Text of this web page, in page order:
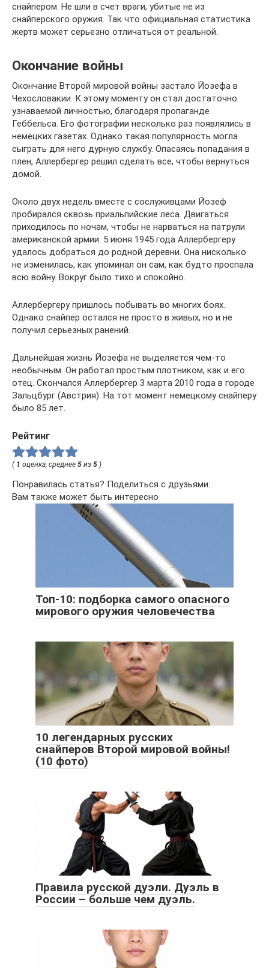
снайпером. Не шли в счет враги, убитые не из
снайперского оружия. Так что официальная статистика
жертв может серьезно отличаться от реальной.
Окончание войны
Окончание Второй мировой войны застало Йозефа в
Чехословакии. К этому моменту он стал достаточно
узнаваемой личностью, благодаря пропаганде
Геббельса. Его фотографии несколько раз появлялись в
немецких газетах. Однако такая популярность могла
сыграть для него дурную службу. Опасаясь попадания в
плен, Аллербергер решил сделать все, чтобы вернуться
домой.
Около двух недель вместе с сослуживцами Йозеф
пробирался сквозь приальпийские леса. Двигаться
приходилось по ночам, чтобы не нарваться на патрули
американской армии. 5 июня 1945 года Аллербергеру
удалось добраться до родной деревни. Она нисколько
не изменилась, как упоминал он сам, как будто проспала
всю войну. Вокруг было тихо и спокойно.
Аллербергеру пришлось побывать во многих боях.
Однако снайпер остался не просто в живых, но и не
получил серьезных ранений.
Дальнейшая жизнь Йозефа не выделяется чем-то
необычным. Он работал простым плотником, как и его
отец. Скончался Аллербергер 3 марта 2010 года в городе
Зальцбург (Австрия). На тот момент немецкому снайперу
было 85 лет.
Рейтинг
( 1 оценка, среднее 5 из 5 )
Понравилась статья? Поделиться с друзьями:
Вам также может быть интересно
Топ-10: подборка самого опасного
мирового оружия человечества
10 легендарных русских
снайперов Второй мировой войны!
(10 фото)
Правила русской дуэли. Дуэль в
России – больше чем дуэль.